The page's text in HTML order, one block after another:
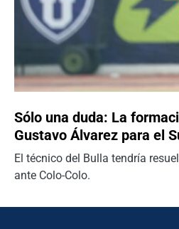
Sólo una duda: La
Gustavo Álvarez para el
El técnico del Bulla tendría
ante Colo-Colo.